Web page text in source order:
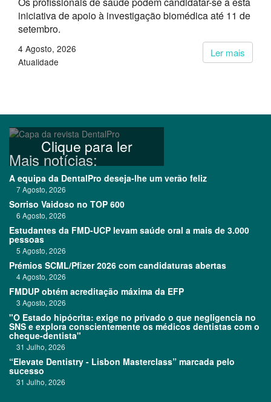
iniciativa de apoio à investigação biomédica até 11 de
setembro.
Ler mais
4 Agosto, 2026
Atualidade
Clique para ler
Mais notícias:
A equipa da DentalPro deseja-lhe um verão feliz
7 Agosto, 2026
Sorriso Vaidoso no TOP 600
6 Agosto, 2026
Estudantes da FMD-UCP levam saúde oral a mais de 3.000
pessoas
5 Agosto, 2026
Prémios SCML/Pfizer 2026 com candidaturas abertas
4 Agosto, 2026
FMDUP obtém acreditação máxima da EFP
3 Agosto, 2026
"O Estado hipócrita: exige no privado o que negligencia no
SNS e explora conscientemente os médicos dentistas com o
cheque-dentista"
31 Julho, 2026
“Elevate Dentistry - Lisbon Masterclass” marcada pelo
sucesso
31 Julho, 2026